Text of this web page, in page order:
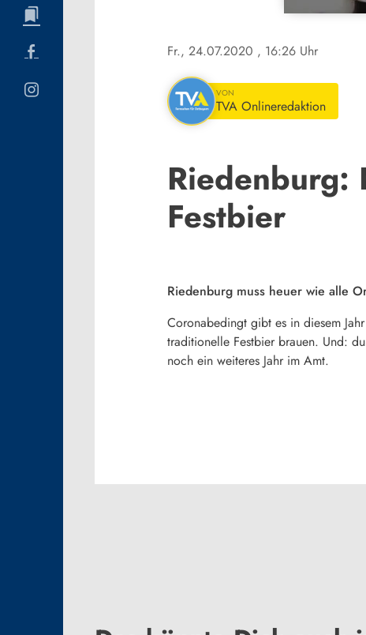
Fr., 24.07.2020 , 16:26 Uhr
VON
TVA Onlineredaktion
Riedenburg:
Festbier
Riedenburg muss heuer wie alle
Coronabedingt gibt es in diesem
traditionelle Festbier brauen. Und:
noch ein weiteres Jahr im Amt.